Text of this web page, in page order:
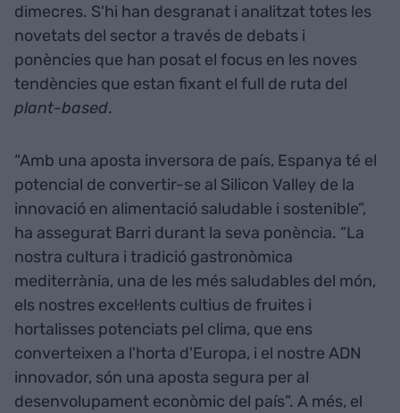
dimecres. S'hi han desgranat i analitzat totes les
novetats del sector a través de debats i
ponències que han posat el focus en les noves
tendències que estan fixant el full de ruta del
plant-based.
“Amb una aposta inversora de país, Espanya té el
potencial de convertir-se al Silicon Valley de la
innovació en alimentació saludable i sostenible”,
ha assegurat Barri durant la seva ponència. “La
nostra cultura i tradició gastronòmica
mediterrània, una de les més saludables del món,
els nostres excel·lents cultius de fruites i
hortalisses potenciats pel clima, que ens
converteixen a l'horta d'Europa, i el nostre ADN
innovador, són una aposta segura per al
desenvolupament econòmic del país”. A més, el